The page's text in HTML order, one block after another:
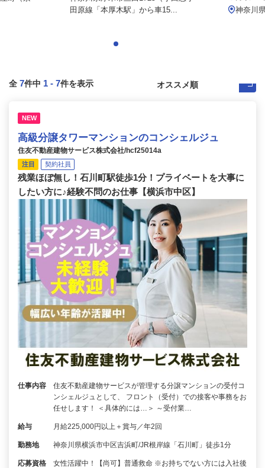
田原線「本厚木駅」から車15...
神奈川
全 7件中 1 - 7件を表示
NEW
高級分譲タワーマンションのコンシェルジュ
住友不動産建物サービス株式会社/hcf25014a
注目 契約社員
残業ほぼ無し！石川町駅徒歩1分！プライベートを大事に
したい方に♪経験不問のお仕事【横浜市中区】
仕事内容
住友不動産建物サービスが管理する分譲マンションの受付コ
ンシェルジュとして、 フロント（受付）での接客や事務をお
任せします！ ＜具体的には…＞ ～受付業…
給与 月給225,000円以上＋賞与／年2回
勤務地 神奈川県横浜市中区吉浜町/JR根岸線「石川町」徒歩1分
応募資格
女性活躍中！【尚可】普通救命 ※お持ちでない方には入社後